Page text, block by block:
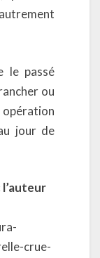
le passé
ou
jour de
crue-